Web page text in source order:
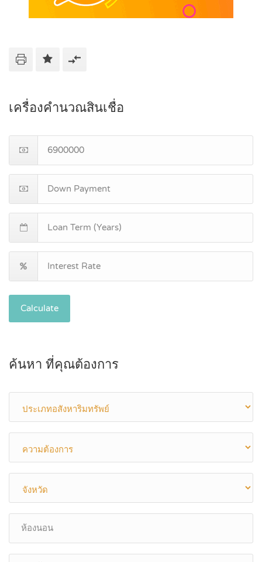
เครื่องคำนวณสินเชื่อ
Calculate
ค้นหา ที่คุณต้องการ